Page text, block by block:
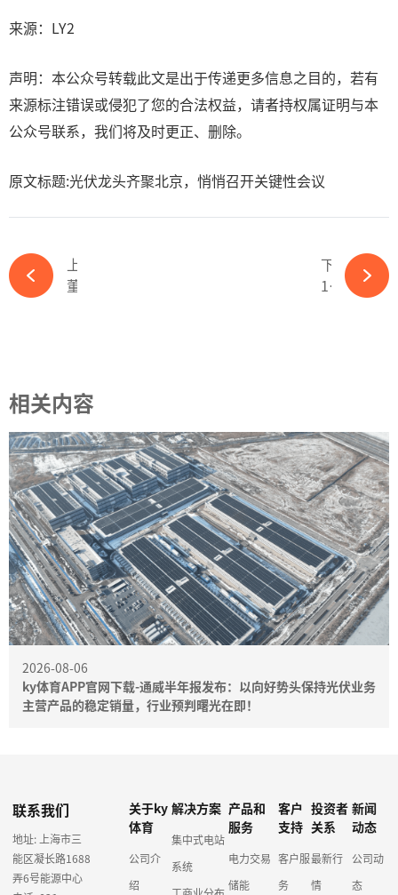
来源：LY2
声明：本公众号转载此文是出于传递更多信息之目的，若有
来源标注错误或侵犯了您的合法权益，请者持权属证明与本
公众号联系，我们将及时更正、删除。
原文标题:光伏龙头齐聚北京，悄悄召开关键性会议
下一篇
100余光伏组件厂商产能统计：百厂“厮杀”，总产能超1200GW-ky体育APP官网下载
相关内容
2026-08-06
ky体育APP官网下载-通威半年报发布：以向好势头保持光伏业务
主营产品的稳定销量，行业预判曙光在即！
联系我们
地址: 上海市三
能区凝长路1688
弄6号能源中心
关于ky
体育
公司介
绍
解决方案
集中式电站
系统
产品和
服务
电力交易
储能
客户
支持
客户服
务
投资者
关系
最新行
情
新闻
动态
公司动
态